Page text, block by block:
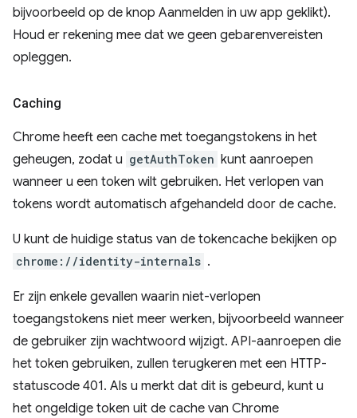
bijvoorbeeld op de knop Aanmelden in uw app geklikt).
Houd er rekening mee dat we geen gebarenvereisten
opleggen.
Caching
Chrome heeft een cache met toegangstokens in het
geheugen, zodat u getAuthToken kunt aanroepen
wanneer u een token wilt gebruiken. Het verlopen van
tokens wordt automatisch afgehandeld door de cache.
U kunt de huidige status van de tokencache bekijken op
chrome://identity-internals .
Er zijn enkele gevallen waarin niet-verlopen
toegangstokens niet meer werken, bijvoorbeeld wanneer
de gebruiker zijn wachtwoord wijzigt. API-aanroepen die
het token gebruiken, zullen terugkeren met een HTTP-
statuscode 401. Als u merkt dat dit is gebeurd, kunt u
het ongeldige token uit de cache van Chrome